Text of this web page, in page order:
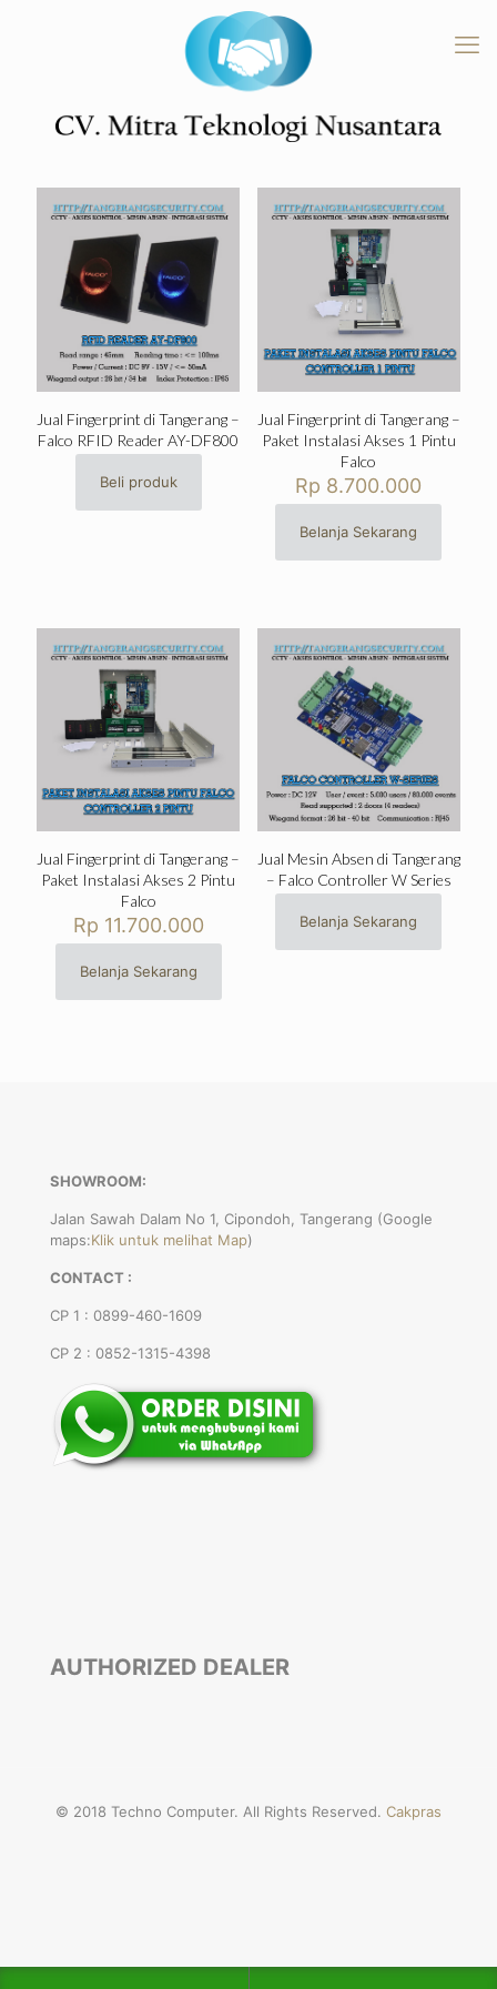
Jual Fingerprint di Tangerang –
Falco RFID Reader AY-DF800
Beli produk
Jual Fingerprint di Tangerang –
Paket Instalasi Akses 1 Pintu
Falco
Rp 8.700.000
Belanja Sekarang
Jual Fingerprint di Tangerang –
Paket Instalasi Akses 2 Pintu
Falco
Rp 11.700.000
Belanja Sekarang
Jual Mesin Absen di Tangerang
– Falco Controller W Series
Belanja Sekarang
SHOWROOM:
Jalan Sawah Dalam No 1, Cipondoh, Tangerang (Google
maps:Klik untuk melihat Map)
CONTACT :
CP 1 : 0899-460-1609
CP 2 : 0852-1315-4398
AUTHORIZED DEALER
© 2018 Techno Computer. All Rights Reserved. Cakpras